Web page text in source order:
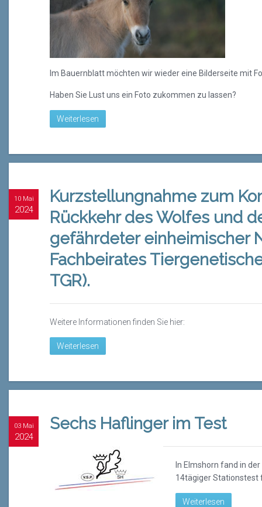
Im Bauernblatt möchten wir wieder eine Bilderseite mit
Haben Sie Lust uns ein Foto zukommen zu lassen?
Weiterlesen
10 Mai
2024
Kurzstellungnahme zum
Rückkehr des Wolfes und
gefährdeter einheimischer
Fachbeirates
TGR).
Weitere Informationen finden Sie hier:
Weiterlesen
03 Mai
2024
Sechs Haflinger im Test
In Elmshorn fand in
14tägiger Stationstest
Weiterlesen